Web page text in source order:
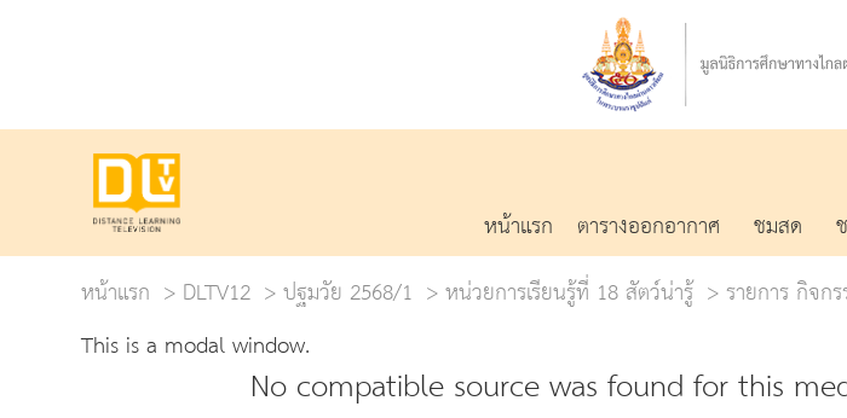
หน้าแรก ตารางออกอากาศ ชมสด
หน้าแรก
DLTV12 ปฐมวัย 2568/1 หน่วยการเรียนรู้ที่ 18 สัตว์น่ารู้
รายการ กิจก
This is a modal window.
No compatible source was found for this